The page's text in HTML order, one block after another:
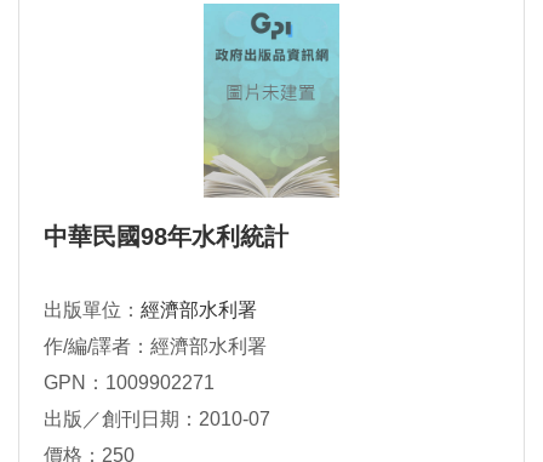
中華民國98年水利統計
出版單位： 經濟部水利署
作/編/譯者：經濟部水利署
GPN：1009902271
出版／創刊日期：2010-07
價格：250